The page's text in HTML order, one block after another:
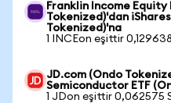
Franklin Income Equity
Tokenized)'dan
Tokenized)'na
1 INCEon eşittir
JD.com (Ondo
Semiconductor ETF
1 JDon eşittir 0,062575